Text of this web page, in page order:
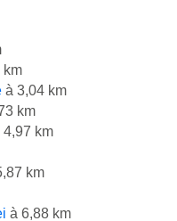
km
à 3,04 km
km
4,97 km
km
à 6,88 km